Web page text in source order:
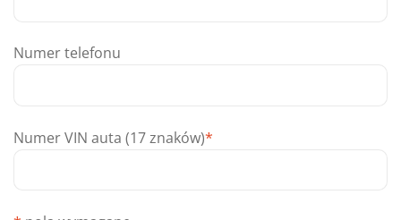
Numer telefonu
Numer VIN auta (17 znaków)*